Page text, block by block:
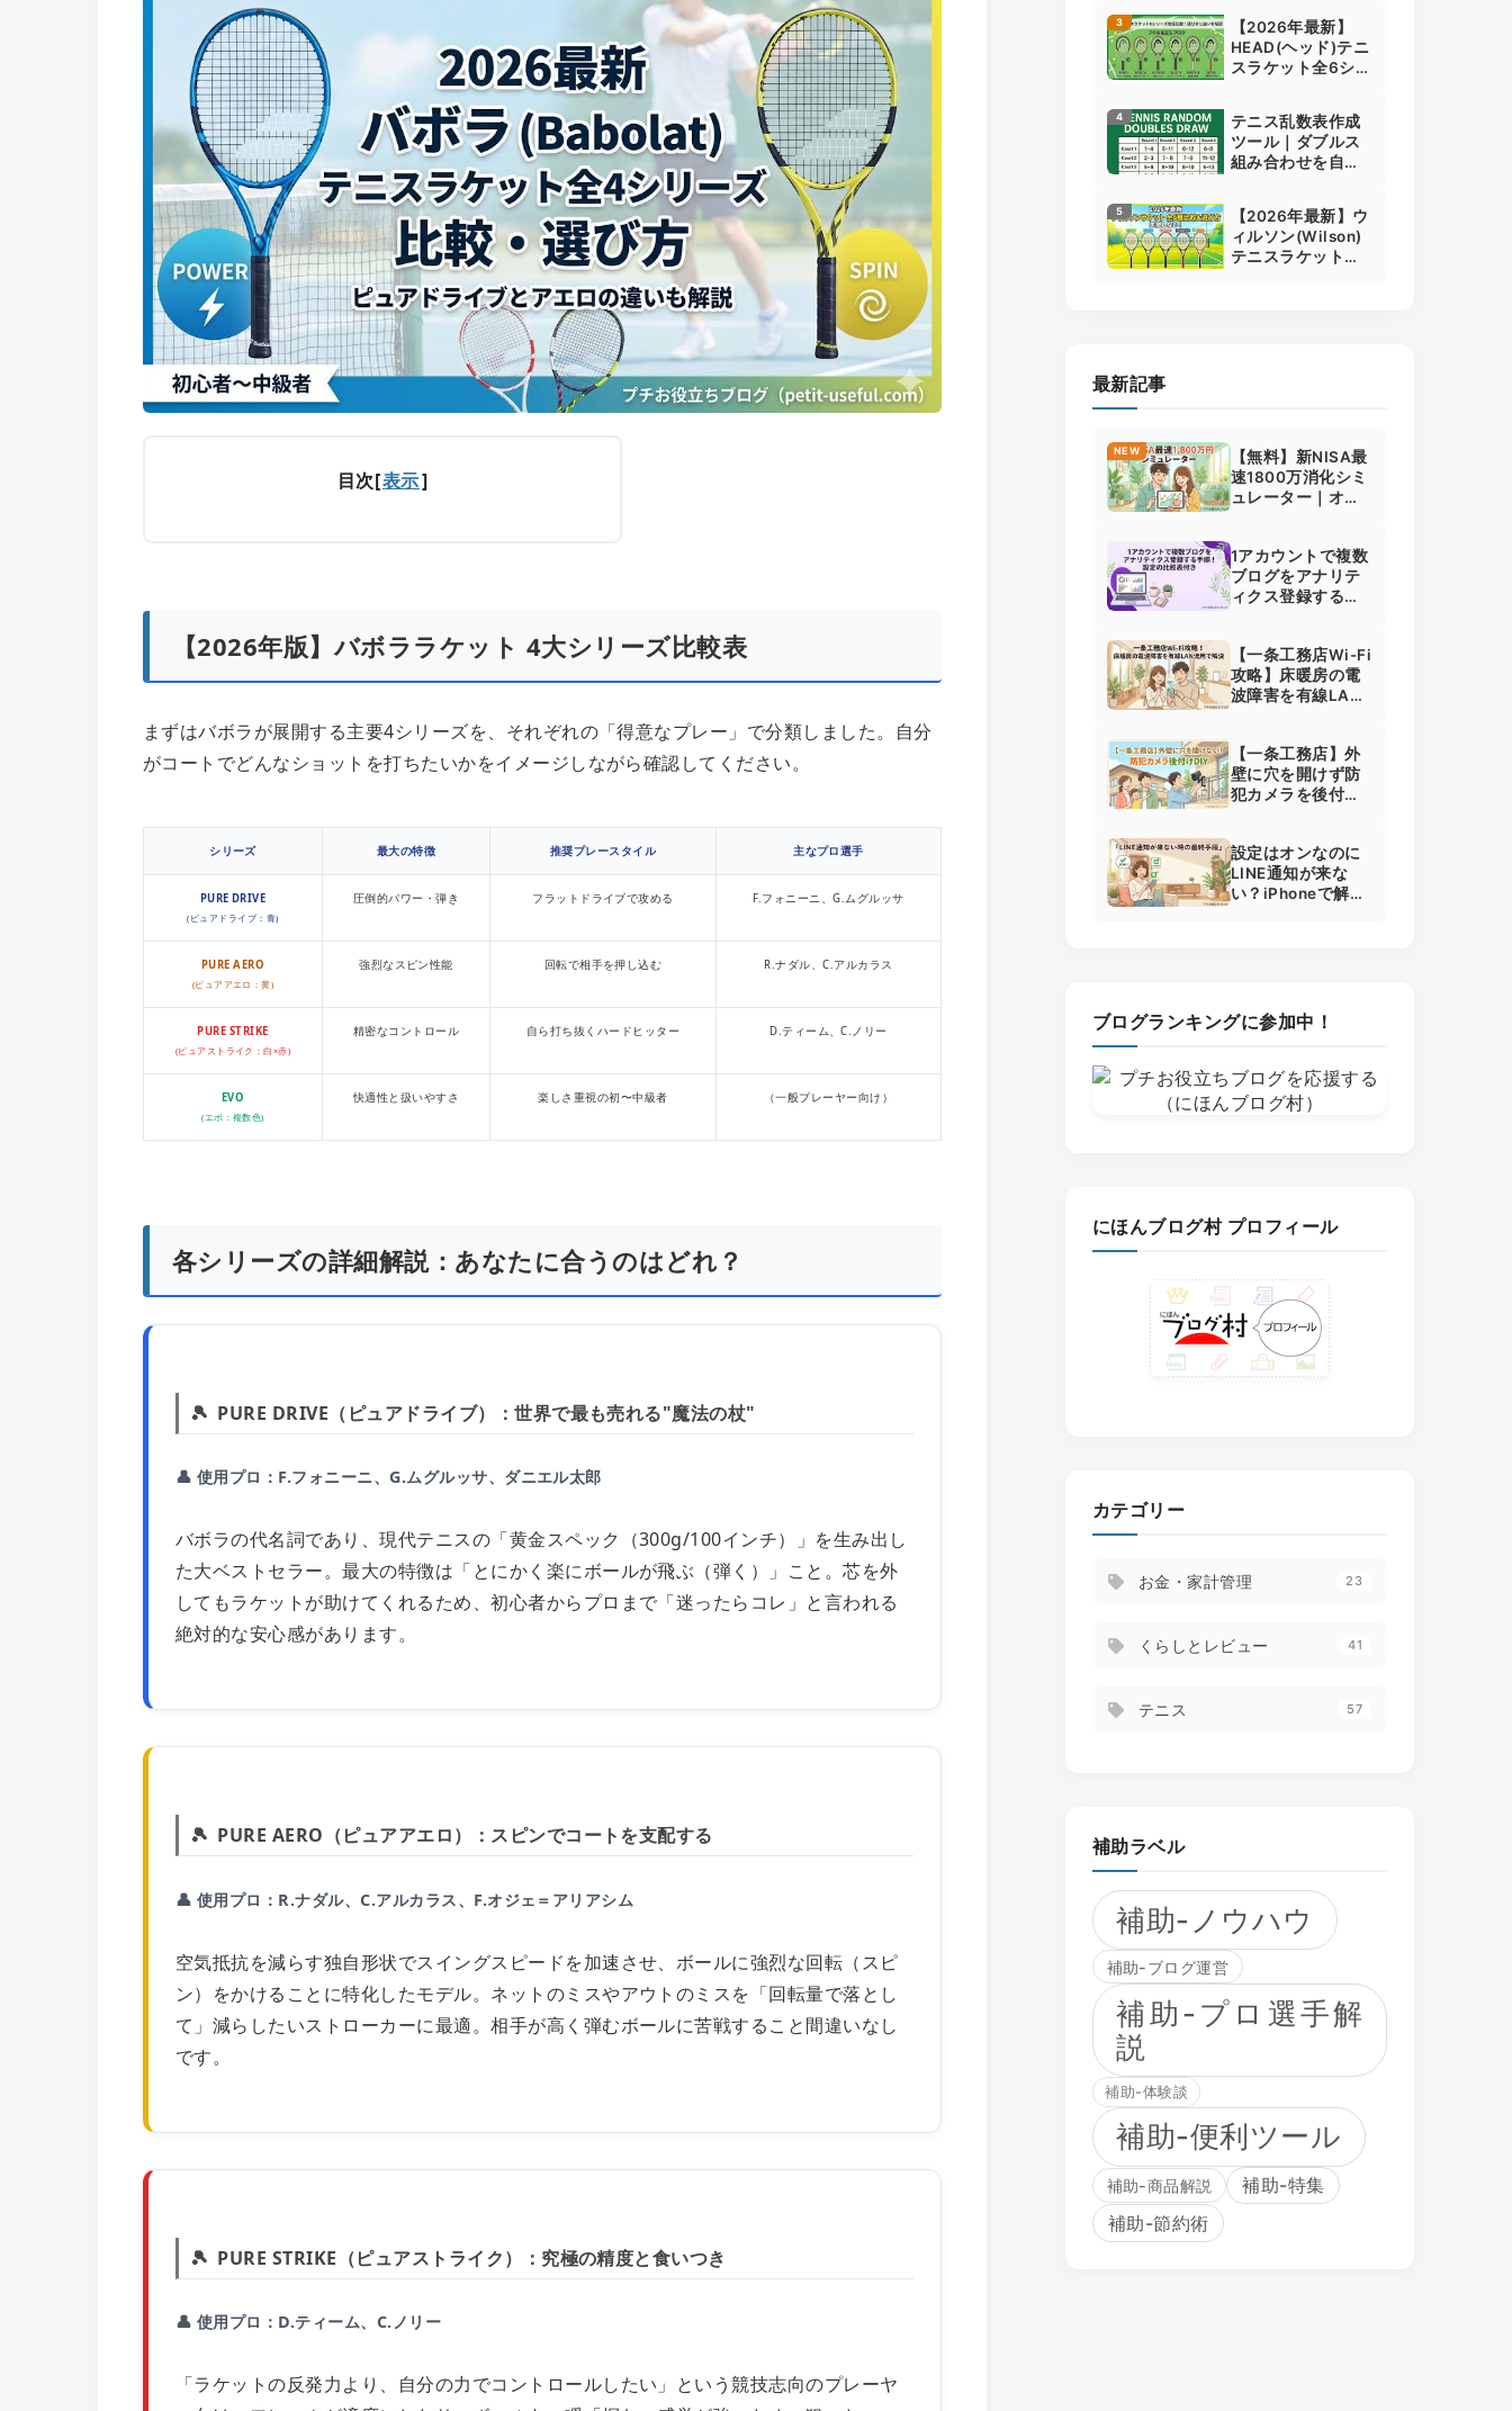
目次[表示]
【2026年版】バボララケット 4大シリーズ比較表
まずはバボラが展開する主要4シリーズを、それぞれの「得意なプレー」で分類しました。自分
がコートでどんなショットを打ちたいかをイメージしながら確認してください。
シリーズ 最大の特徴 推奨プレースタイル 主なプロ選手
PURE DRIVE
(ピュアドライブ：青)
圧倒的パワー・弾き フラットドライブで攻める F.フォニーニ、G.ムグルッサ
PURE AERO
(ピュアアエロ：黄)
強烈なスピン性能 回転で相手を押し込む R.ナダル、C.アルカラス
PURE STRIKE
(ピュアストライク：白×赤)
精密なコントロール 自ら打ち抜くハードヒッター D.ティーム、C.ノリー
EVO
(エボ：複数色)
快適性と扱いやすさ 楽しさ重視の初〜中級者 （一般プレーヤー向け）
各シリーズの詳細解説：あなたに合うのはどれ？
PURE DRIVE（ピュアドライブ）：世界で最も売れる"魔法の杖"
👤 使用プロ：F.フォニーニ、G.ムグルッサ、ダニエル太郎
バボラの代名詞であり、現代テニスの「黄金スペック（300g/100インチ）」を生み出し
た大ベストセラー。最大の特徴は「とにかく楽にボールが飛ぶ（弾く）」こと。芯を外
してもラケットが助けてくれるため、初心者からプロまで「迷ったらコレ」と言われる
絶対的な安心感があります。
PURE AERO（ピュアアエロ）：スピンでコートを支配する
👤 使用プロ：R.ナダル、C.アルカラス、F.オジェ＝アリアシム
空気抵抗を減らす独自形状でスイングスピードを加速させ、ボールに強烈な回転（スピ
ン）をかけることに特化したモデル。ネットのミスやアウトのミスを「回転量で落とし
て」減らしたいストローカーに最適。相手が高く弾むボールに苦戦すること間違いなし
です。
PURE STRIKE（ピュアストライク）：究極の精度と食いつき
👤 使用プロ：D.ティーム、C.ノリー
「ラケットの反発力より、自分の力でコントロールしたい」という競技志向のプレーヤ
ャッフル・ファイ
ル保存対応
【2026年最新】
HEAD(ヘッド)テニ
スラケット全6シリ
も解説
テニス乱数表作成
ツール｜ダブルス
組み合わせを自動
【2026年最新】ウ
ィルソン(Wilson)
テニスラケット全5
最新記事
NEW
【無料】新NISA最
速1800万消化シミ
ュレーター｜オル
罠
1アカウントで複数
ブログをアナリテ
ィクス登録する手
【一条工務店Wi-Fi
攻略】床暖房の電
波障害を有線LAN
【一条工務店】外
壁に穴を開けず防
犯カメラを後付
設定はオンなのに
LINE通知が来な
い？iPhoneで解決
ブログランキングに参加中！
にほんブログ村 プロフィール
カテゴリー
お金・家計管理 23
くらしとレビュー 41
テニス 57
補助ラベル
補助-ノウハウ
補助-ブログ運営
補助-プロ選手解
説
補助-体験談
補助-便利ツール
補助-商品解説
補助-特集
補助-節約術